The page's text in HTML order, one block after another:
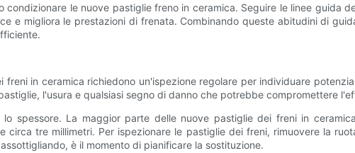
le nuove pastiglie freno in ceramica. Seguire le linee guida
e migliora le prestazioni di frenata. Combinando queste abitudini di
in ceramica richiedono un'ispezione regolare per individuare
l'usura e qualsiasi segno di danno che potrebbe compromettere
spessore. La maggior parte delle nuove pastiglie dei freni in
tre millimetri. Per ispezionare le pastiglie dei freni, rimuovere la
è il momento di pianificare la sostituzione.